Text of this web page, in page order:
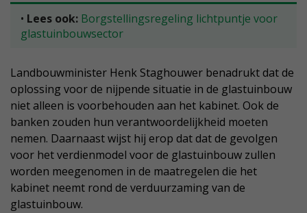
• Lees ook: Borgstellingsregeling lichtpuntje voor
glastuinbouwsector
Landbouwminister Henk Staghouwer benadrukt dat de
oplossing voor de nijpende situatie in de glastuinbouw
niet alleen is voorbehouden aan het kabinet. Ook de
banken zouden hun verantwoordelijkheid moeten
nemen. Daarnaast wijst hij erop dat dat de gevolgen
voor het verdienmodel voor de glastuinbouw zullen
worden meegenomen in de maatregelen die het
kabinet neemt rond de verduurzaming van de
glastuinbouw.